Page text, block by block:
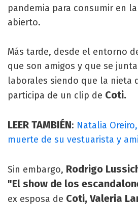
pandemia para consumir en
abierto.
Más tarde, desde el entorno
que son amigos y que se
laborales siendo que la nieta
participa de un clip de Coti.
LEER TAMBIÉN: Natalia
muerte de su vestuarista y
Sin embargo, Rodrigo
"El show de los
ex esposa de Coti, Valeria